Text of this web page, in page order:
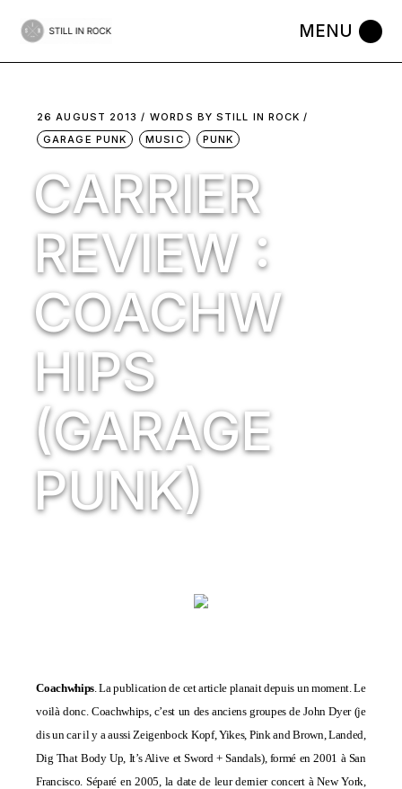
the
26 AUGUST 2013 WORDS BYSTILL IN ROCK
GARAGE PUNK
MUSIC PUNK
CARRIER
REVIEW :
COACHW
HIPS
(GARAGE
PUNK)
Coachwhips. La publication de cet article planait depuis un moment. Le
voilà donc. Coachwhips, c’est un des anciens groupes de John Dyer (je
dis un car il y a aussi Zeigenbock Kopf, Yikes, Pink and Brown, Landed,
Dig That Body Up, It’s Alive et Sword + Sandals), formé en 2001 à San
Francisco. Séparé en 2005, la date de leur dernier concert à New York,